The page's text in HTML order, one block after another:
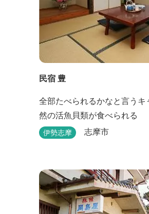
民宿 豊
全部たべられるかなと言う
然の活魚貝類が食べられる
伊勢志摩 志摩市